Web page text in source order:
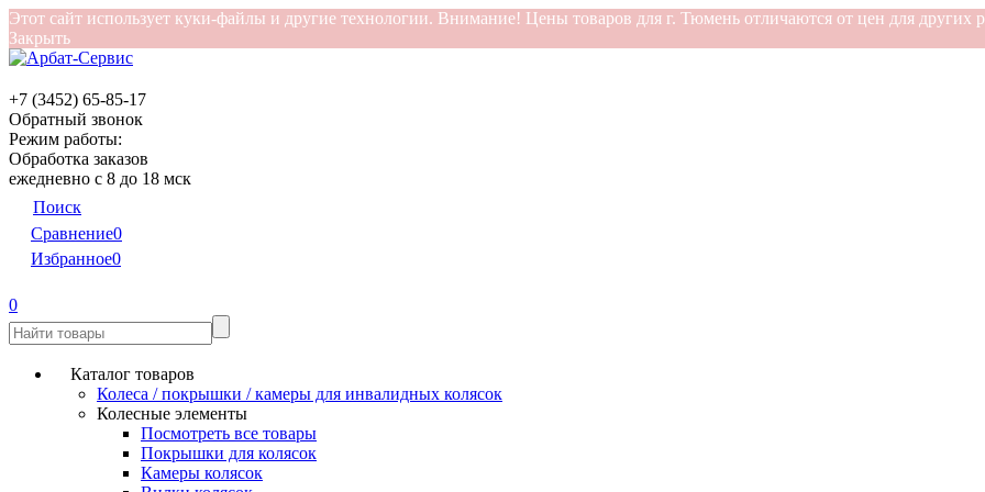
Этот сайт использует куки-файлы и другие технологии. Внимание! Цены товаров для г. Тюмень отличаются от цен для других
Закрыть
+7 (3452) 65-85-17
Обратный звонок
Режим работы:
Обработка заказов
ежедневно с 8 до 18 мск
Поиск
Сравнение0
Избранное0
0
Каталог товаров
Колеса / покрышки / камеры для инвалидных колясок
Колесные элементы
Посмотреть все товары
Покрышки для колясок
Камеры колясок